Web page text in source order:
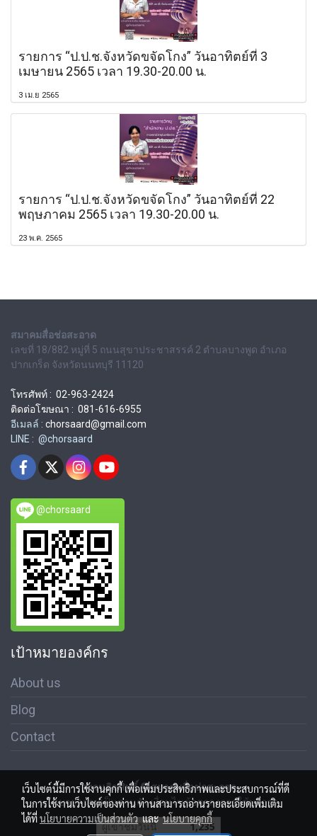
รายการ “ป.ป.ช.จังหวัดขจัดโกง” วันอาทิตย์ที่ 3
เมษายน 2565 เวลา 19.30-20.00 น.
3 เม.ย 2565
รายการ “ป.ป.ช.จังหวัดขจัดโกง” วันอาทิตย์ที่ 22
พฤษภาคม 2565 เวลา 19.30-20.00 น.
23 พ.ค. 2565
สมาคมสื่อช่อสะอาด
เลขที่ 18/882 หมู่ที่ 5 ถนนสุขาประชาสรรค์ 2 ตำบลบางพูด อำเภอ
ปากเกร็ด จังหวัดนนทบุรี 11120
โทรศัพท์ : 02-963-2424
ติดต่อโฆษณา : 081-616-6955
อีเมลล์ : chorsaard@gmail.com
LINE : @chorsaard
@chorsaard
เป้าหมายองค์กร
About us
Blog
Contact
สงวนลิขสิทธิ์ © สมาคมสื่อช่อสะอาด
นโนบายความเป็นส่วนตัว เงื่อนไขข้อตกลงการใช้บริการ
ผู้เข้าชมวันนี้ 1,235
เว็บไซต์นี้มีการใช้งานคุกกี้ เพื่อเพิ่มประสิทธิภาพและประสบการณ์ที่ดี
ในการใช้งานเว็บไซต์ของท่าน ท่านสามารถอ่านรายละเอียดเพิ่มเติม
ได้ที่นโยบายความเป็นส่วนตัวและนโยบายคุกกี้